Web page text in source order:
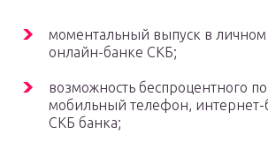
моментальный выпуск в личном
онлайн-банке СКБ;
возможность беспроцентного
мобильный телефон, интернет-
СКБ банка;